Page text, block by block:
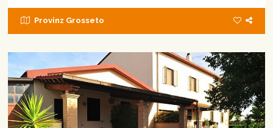
Provinz Grosseto